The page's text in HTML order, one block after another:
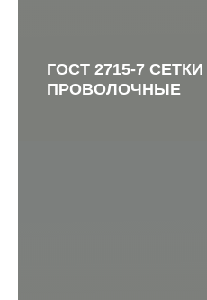
ГОСТ 2715-7
ПРОВОЛОЧНЫЕ